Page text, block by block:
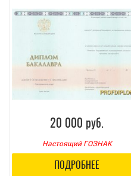
20 000 руб.
Настоящий ГОЗНАК
ПОДРОБНЕЕ